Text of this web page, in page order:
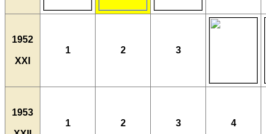
1952
XXI
1 2 3
1953
1 2 3 4